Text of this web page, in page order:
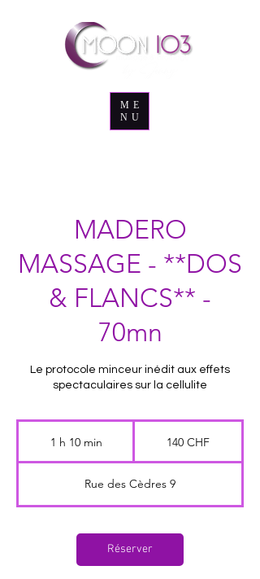
ME
NU
MADERO
MASSAGE - **DOS
& FLANCS** -
70mn
Le protocole minceur inédit aux effets
spectaculaires sur la cellulite
1 h 10 min
1
m
i
140 CHF
Rue des Cèdres 9
Réserver